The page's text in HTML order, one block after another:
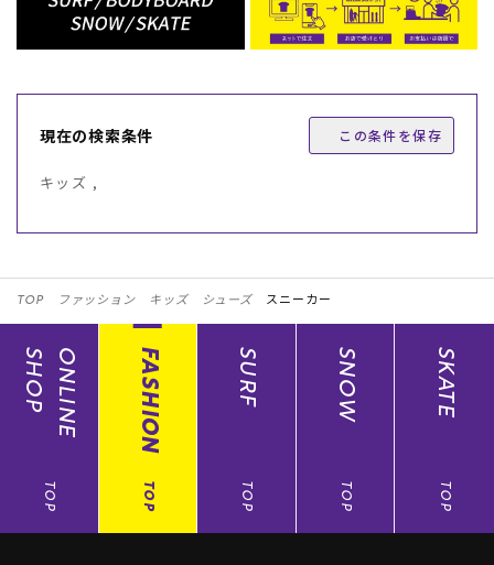
現在の検索条件 この条件を保存
キッズ ,
TOP ファッション キッズ シューズ スニーカー
ONLINE
SHOP
TOP
FASHION
TOP
SURF
TOP
SNOW
TOP
SKATE
TOP